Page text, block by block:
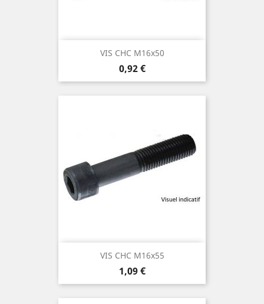
VIS CHC M16x50
Prix
0,92 €
VIS CHC M16x55
Prix
1,09 €